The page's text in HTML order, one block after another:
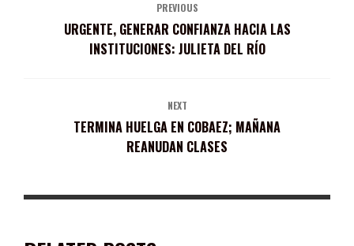
PREVIOUS
URGENTE, GENERAR CONFIANZA HACIA LAS
INSTITUCIONES: JULIETA DEL RÍO
NEXT
TERMINA HUELGA EN COBAEZ; MAÑANA
REANUDAN CLASES